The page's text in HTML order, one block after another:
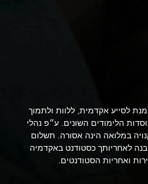
לסייע אקדמית, ללוות ולתמוך
הלימודים השונים. ע״פ נהלי
במלואה הינה אסורה. תשלום
לאחריותך כסטודנט באקדמיה
ואחריות הסטודנטים.